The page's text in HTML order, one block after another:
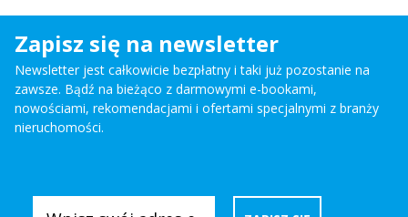
Zapisz się na newsletter
Newsletter jest całkowicie bezpłatny i taki już pozostanie na
zawsze. Bądź na bieżąco z darmowymi e-bookami,
nowościami, rekomendacjami i ofertami specjalnymi z branży
nieruchomości.